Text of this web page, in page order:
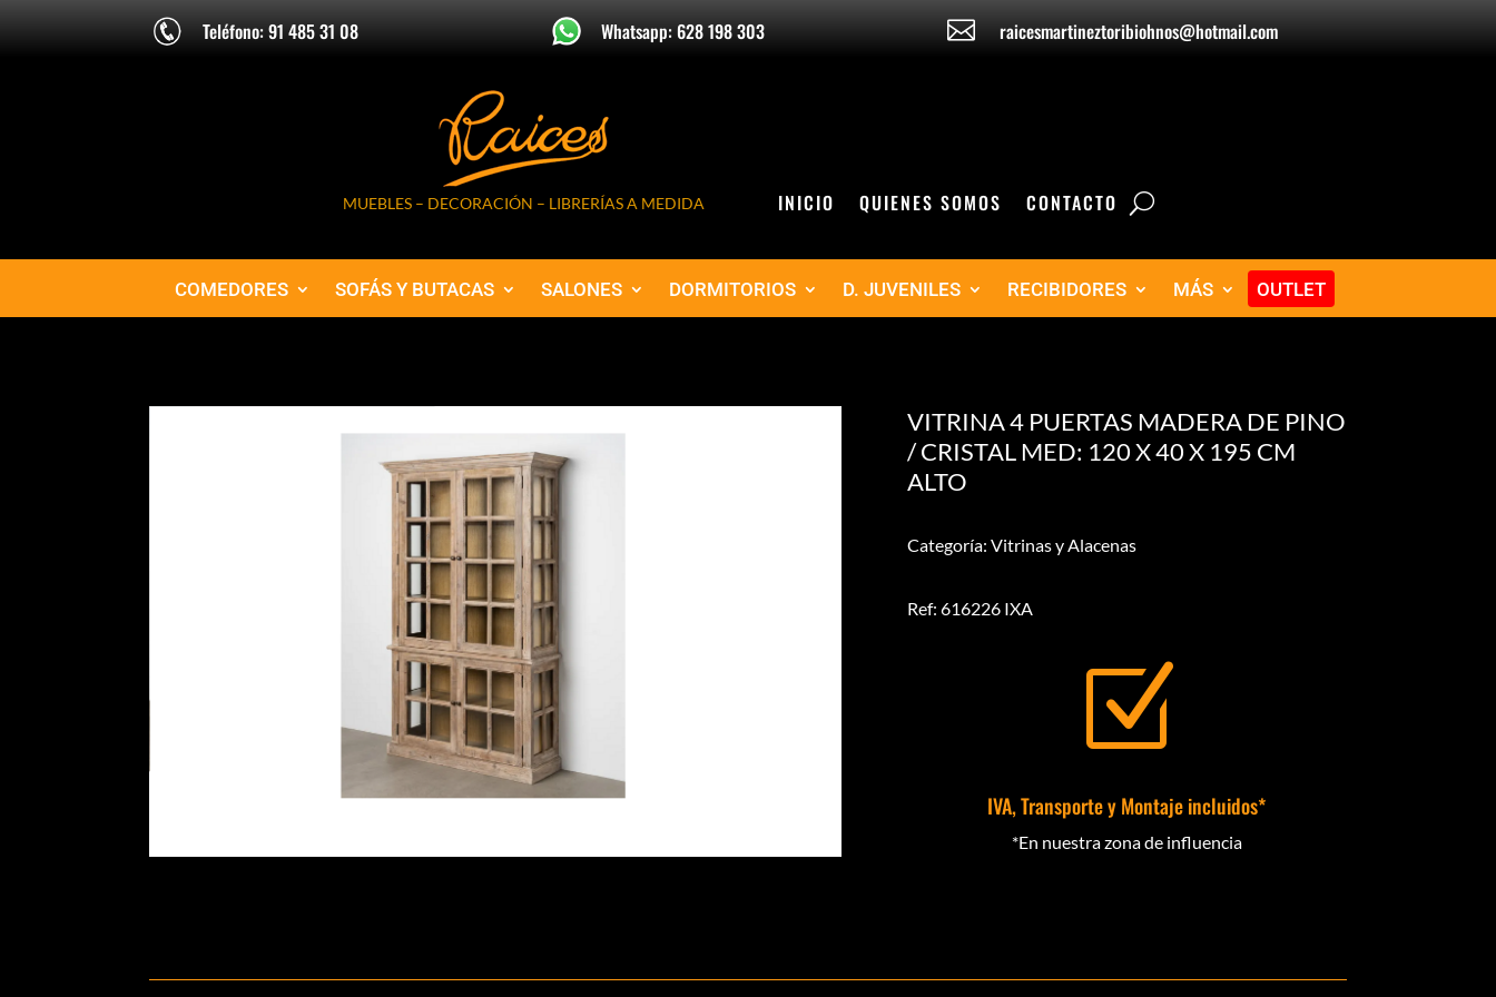
Teléfono: 91 485 31 08 Whatsapp: 628 198 303  raicesmartineztoribiohnos@hotmail.com
MUEBLES – DECORACIÓN – LIBRERÍAS A MEDIDA INICIO QUIENES SOMOS CONTACTO
COMEDORES SOFÁS Y BUTACAS SALONES DORMITORIOS D. JUVENILES RECIBIDORES MÁS OUTLET
VITRINA 4 PUERTAS MADERA DE PINO
/ CRISTAL MED: 120 X 40 X 195 CM
ALTO
Categoría: Vitrinas y Alacenas
Ref: 616226 IXA
Z
IVA, Transporte y Montaje incluidos*
*En nuestra zona de influencia